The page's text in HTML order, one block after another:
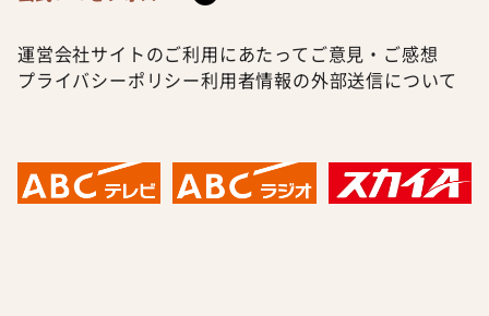
運営会社サイトのご利用にあたって ご意見・ご感想
プライバシーポリシー利用者情報の外部送信について